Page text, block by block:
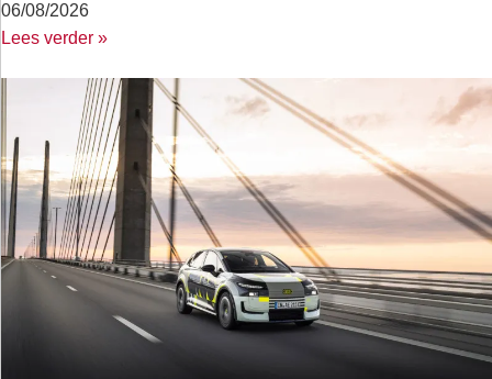
06/08/2026
Lees verder »